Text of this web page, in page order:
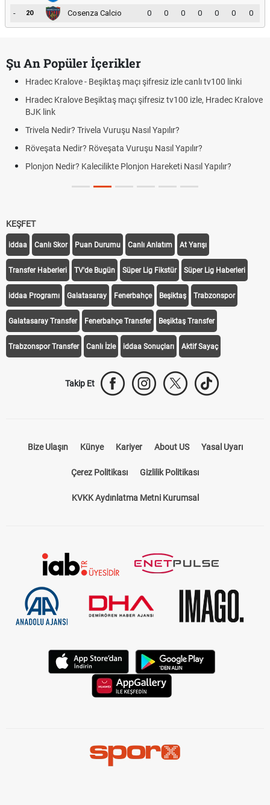
-
20 Cosenza Calcio 0 0 0 0 0 0 0
Şu An Popüler İçerikler
Hradec Kralove - Beşiktaş maçı şifresiz izle canlı tv100 linki
Hradec Kralove Beşiktaş maçı şifresiz tv100 izle, Hradec Kralove
BJK link
Trivela Nedir? Trivela Vuruşu Nasıl Yapılır?
Röveşata Nedir? Röveşata Vuruşu Nasıl Yapılır?
Plonjon Nedir? Kalecilikte Plonjon Hareketi Nasıl Yapılır?
KEŞFET
iddaa Canlı Skor Puan Durumu Canlı Anlatım At Yarışı
Transfer Haberleri TV'de Bugün Süper Lig Fikstür Süper Lig Haberleri
iddaa Programı Galatasaray Fenerbahçe Beşiktaş Trabzonspor
Galatasaray Transfer Fenerbahçe Transfer Beşiktaş Transfer
Trabzonspor Transfer Canlı İzle iddaa Sonuçları Aktif Sayaç
Takip Et
Bize Ulaşın Künye Kariyer About US Yasal Uyarı
Çerez Politikası Gizlilik Politikası
KVKK Aydınlatma Metni Kurumsal